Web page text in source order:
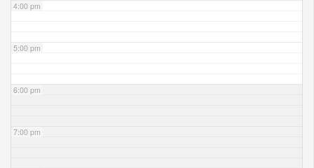
4:00 pm
5:00 pm
6:00 pm
7:00 pm